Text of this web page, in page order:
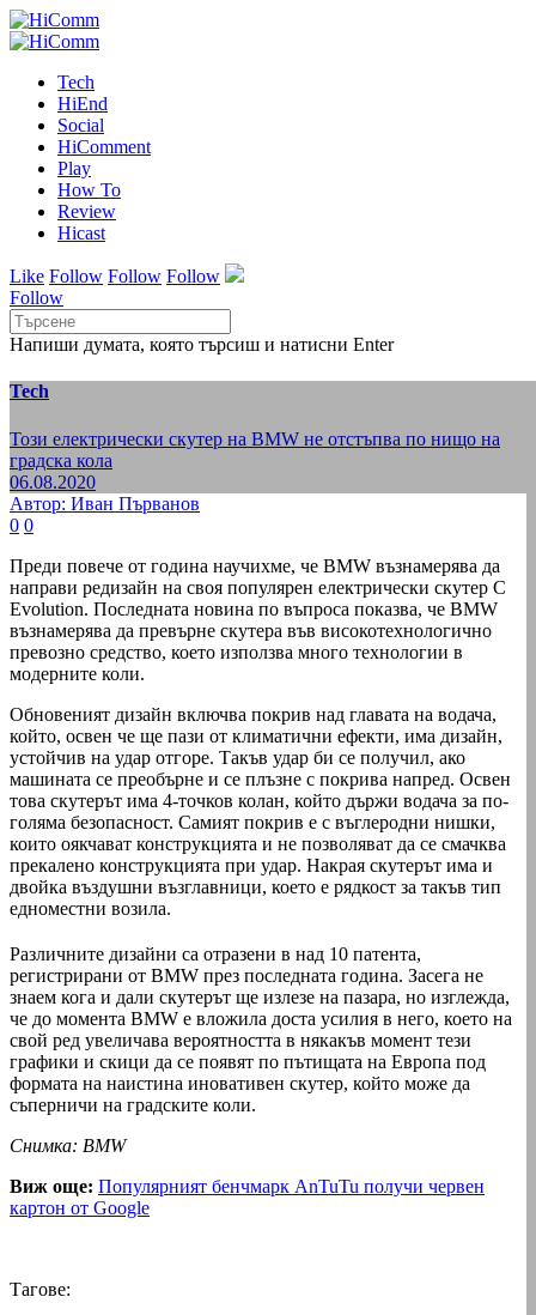
Tech
HiEnd
Social
HiComment
Play
How To
Review
Hicast
Like Follow Follow Follow
Follow
Напиши думата, която търсиш и натисни Enter
Tech
Този eлектрически скутер на BMW не отстъпва по нищо на
градска кола
06.08.2020
Автор: Иван Първанов
0 0
Преди повече от година научихме, че BMW възнамерява да
направи редизайн на своя популярен електрически скутер C
Evolution. Последната новина по въпроса показва, че BMW
възнамерява да превърне скутера във високотехнологично
превозно средство, което използва много технологии в
модерните коли.
Обновеният дизайн включва покрив над главата на водача,
който, освен че ще пази от климатични ефекти, има дизайн,
устойчив на удар отгоре. Такъв удар би се получил, ако
машината се преобърне и се плъзне с покрива напред. Освен
това скутерът има 4-точков колан, който държи водача за по-
голяма безопасност. Самият покрив е с въглеродни нишки,
които оякчават конструкцията и не позволяват да се смачква
прекалено конструкцията при удар. Накрая скутерът има и
двойка въздушни възглавници, което е рядкост за такъв тип
едноместни возила.
Различните дизайни са отразени в над 10 патента,
регистрирани от BMW през последната година. Засега не
знаем кога и дали скутерът ще излезе на пазара, но изглежда,
че до момента BMW е вложила доста усилия в него, което на
свой ред увеличава вероятността в някакъв момент тези
графики и скици да се появят по пътищата на Европа под
формата на наистина иновативен скутер, който може да
съперничи на градските коли.
Снимка: BMW
Виж още: Популярният бенчмарк AnTuTu получи червен
картон от Google
Тагове: